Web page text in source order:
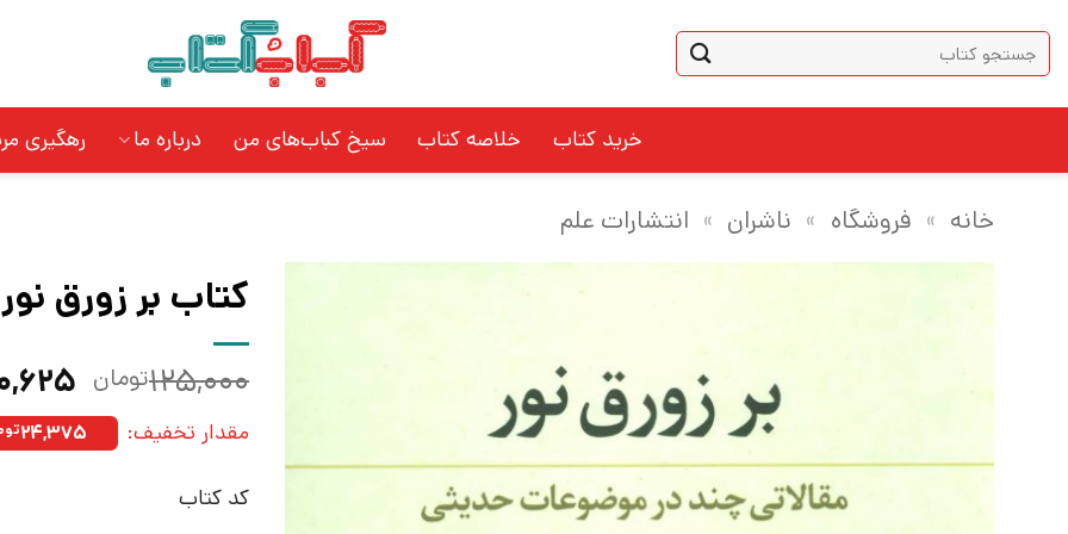
content
جستجو
برای:
خرید کتاب خلاصه کتاب سیخ کباب‌های من درباره ما رهگیری
خانه » فروشگاه » ناشران » انتشارات علم
کتاب بر زورق
۱۲۵,۰۰۰تومان قیمت
اصلی: مقدار تخفیف: ۲۴,۳۷۵
کد کتاب